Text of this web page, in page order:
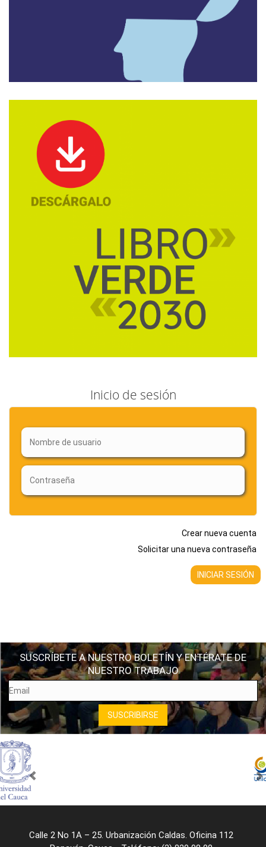
Inicio de sesión
Crear nueva cuenta
Solicitar una nueva contraseña
SUSCRÍBETE A NUESTRO BOLETÍN Y ENTÉRATE DE
NUESTRO TRABAJO
Calle 2 No 1A – 25. Urbanización Caldas. Oficina 112